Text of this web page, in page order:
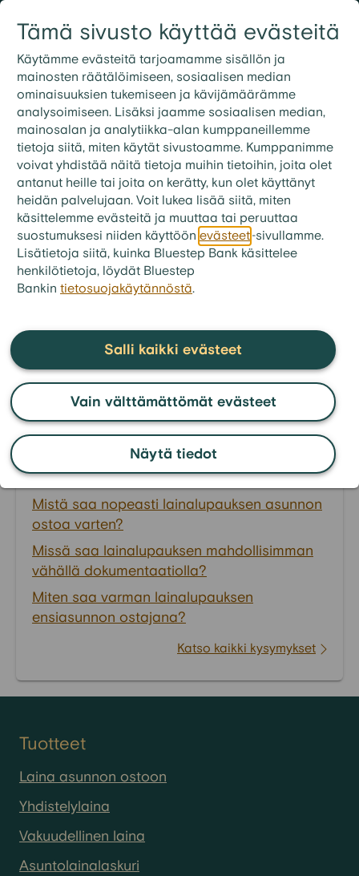
Tämä sivusto käyttää evästeitä
Käytämme evästeitä tarjoamamme sisällön ja
mainosten räätälöimiseen, sosiaalisen median
ominaisuuksien tukemiseen ja kävijämäärämme
analysoimiseen. Lisäksi jaamme sosiaalisen median,
mainosalan ja analytiikka-alan kumppaneillemme
tietoja siitä, miten käytät sivustoamme. Kumppanimme
voivat yhdistää näitä tietoja muihin tietoihin, joita olet
antanut heille tai joita on kerätty, kun olet käyttänyt
heidän palvelujaan. Voit lukea lisää siitä, miten
käsittelemme evästeitä ja muuttaa tai peruuttaa
suostumuksesi niiden käyttöön evästeet-sivullamme.
Lisätietoja siitä, kuinka Bluestep Bank käsittelee
henkilötietoja, löydät Bluestep
Bankin tietosuojakäytännöstä.
Näytä tiedot
Vain välttämättömät evästeet
Salli kaikki evästeet
09 3158 7600
bluestep.fi > Laina > FAQ - Lainalupaus
Mikä on lainalupaus ja miten se
toimii?
Lainalupauksella tarkoitetaan pankin antamaa
alustavaa lupausta asuntolainan myöntämisestä,
kun suunnitteilla on asunnon osto, jonka
rahoittamiseksi tarvitaan asuntolaina.
Lainalupaus haetaan pankista ennen asunnon
etsimisen aloittamista.
Suosituimmat kysymykset
kategoriasta:FAQ -
Lainalupaus
Voiko saada lainalupauksen ilman vakituista
Miten saa lainalupauksen pienillä tuloilla?
Mistä saa nopeasti lainalupauksen asunnon
ostoa varten?
Missä saa lainalupauksen mahdollisimman
vähällä dokumentaatiolla?
Miten saa varman lainalupauksen
ensiasunnon ostajana?
Katso kaikki kysymykset
Tuotteet
Laina asunnon ostoon
Yhdistelylaina
Vakuudellinen laina
Asuntolainalaskuri